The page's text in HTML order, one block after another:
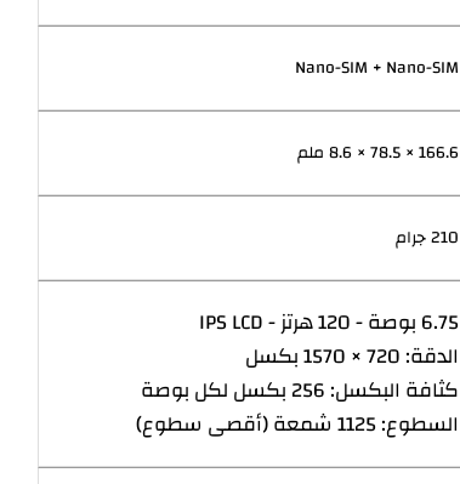
Nano-SIM + Nano-SIM
166.6 × 78.5 × 8.6 ملم
210 جرام
6.75 بوصة - 120 هرتز - IPS LCD
الدقة: 720 × 1570 بكسل
كثافة البكسل: 256 بكسل لكل بوصة
السطوع: 1125 شمعة (أقصى سطوع)